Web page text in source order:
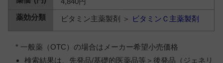
ビタミン主薬製剤 ＞ ビタミンＣ主薬製剤
* 一般薬（OTC）の場合はメーカー希望小売価格
検索結果は、先発品/基礎的医薬品等＞後発品（ジェネリ